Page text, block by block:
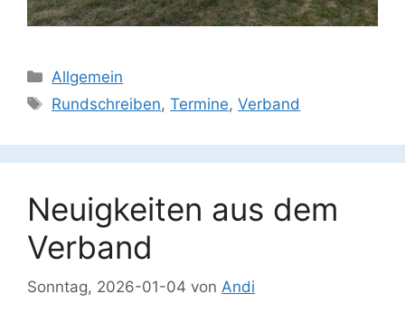
Kategorien
Allgemein
Schlagwörter
Rundschreiben,Termine,Verband
Neuigkeiten aus dem
Verband
Sonntag, 2026-01-04 von Andi